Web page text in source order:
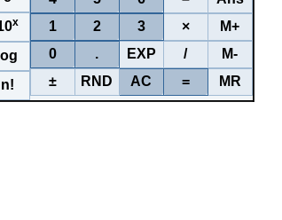
x
log
n!
1
2 3 ×
M+
0
. EXP /
M-
±
RND AC = MR